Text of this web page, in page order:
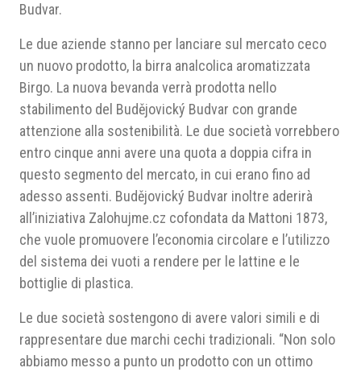
Budvar.
Le due aziende stanno per lanciare sul mercato ceco
un nuovo prodotto, la birra analcolica aromatizzata
Birgo. La nuova bevanda verrà prodotta nello
stabilimento del Budějovický Budvar con grande
attenzione alla sostenibilità. Le due società vorrebbero
entro cinque anni avere una quota a doppia cifra in
questo segmento del mercato, in cui erano fino ad
adesso assenti. Budějovický Budvar inoltre aderirà
all’iniziativa Zalohujme.cz cofondata da Mattoni 1873,
che vuole promuovere l’economia circolare e l’utilizzo
del sistema dei vuoti a rendere per le lattine e le
bottiglie di plastica.
Le due società sostengono di avere valori simili e di
rappresentare due marchi cechi tradizionali. “Non solo
abbiamo messo a punto un prodotto con un ottimo